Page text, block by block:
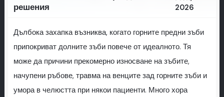
решения
2026
Дълбока захапка възниква, когато горните предни зъби
припокриват долните зъби повече от идеалното. Тя
може да причини прекомерно износване на зъбите,
начупени ръбове, травма на венците зад горните зъби и
умора в челюстта при някои пациенти. Много хора